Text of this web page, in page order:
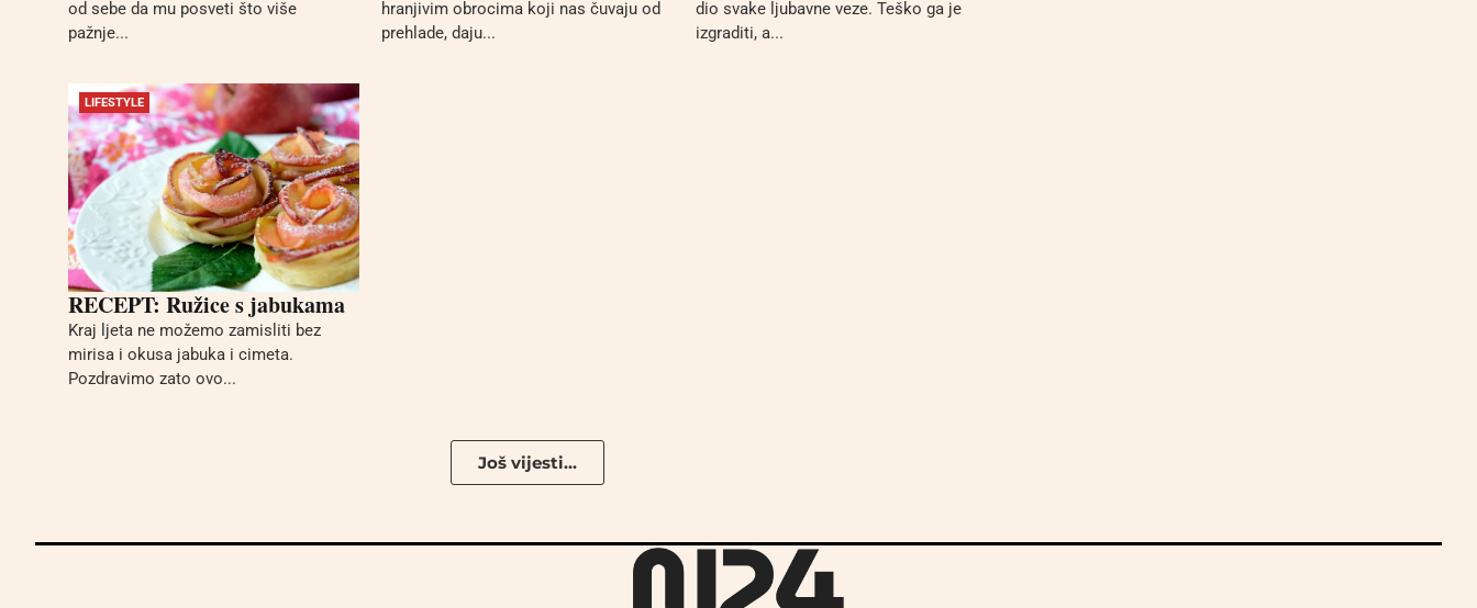
od sebe da mu posveti što više
pažnje...
hranjivim obrocima koji nas čuvaju od
prehlade, daju...
dio svake ljubavne veze. Teško ga je
izgraditi, a...
LIFESTYLE
RECEPT: Ružice s jabukama
Kraj ljeta ne možemo zamisliti bez
mirisa i okusa jabuka i cimeta.
Pozdravimo zato ovo...
Još vijesti...